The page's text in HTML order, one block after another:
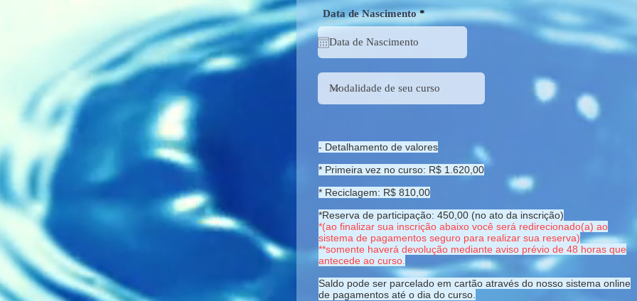
Data de Nascimento *r
e
d
- Detalhamento de valores
* Primeira vez no curso: R$ 1.620,00
* Reciclagem: R$ 810,00
*Reserva de participação: 450,00 (no ato da inscrição)
*(ao finalizar sua inscrição abaixo você será redirecionado(a) ao
sistema de pagamentos seguro para realizar sua reserva)
**somente haverá devolução mediante aviso prévio de 48 horas que
antecede ao curso.
Saldo pode ser parcelado em cartão através do nosso sistema online
de pagamentos até o dia do curso.